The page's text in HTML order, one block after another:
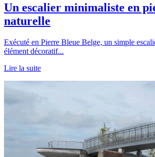
Un escalier minimaliste en
naturelle
Exécuté en Pierre Bleue Belge, un simple
élément décoratif...
Lire la suite